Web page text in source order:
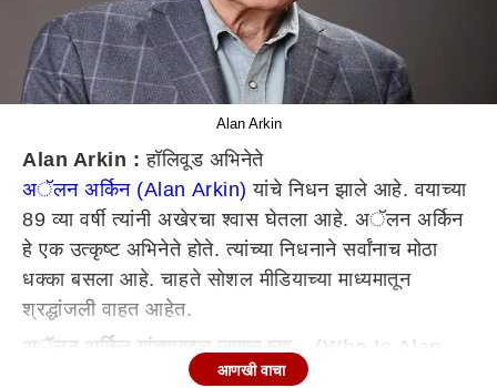
Alan Arkin
Alan Arkin : हॉलिवूड अभिनेते
अॅलन अर्किन (Alan Arkin) यांचे निधन झाले आहे. वयाच्या
89 व्या वर्षी त्यांनी अखेरचा श्वास घेतला आहे. अॅलन अर्किन
हे एक उत्कृष्ट अभिनेते होते. त्यांच्या निधनाने सर्वांनाच मोठा
धक्का बसला आहे. चाहते सोशल मीडियाच्या माध्यमातून
श्रद्धांजली वाहत आहेत.
अॅलन अर्किन यांच्याबद्दल जाणून घ्या... (Who Is Alan
आणखी वाचा